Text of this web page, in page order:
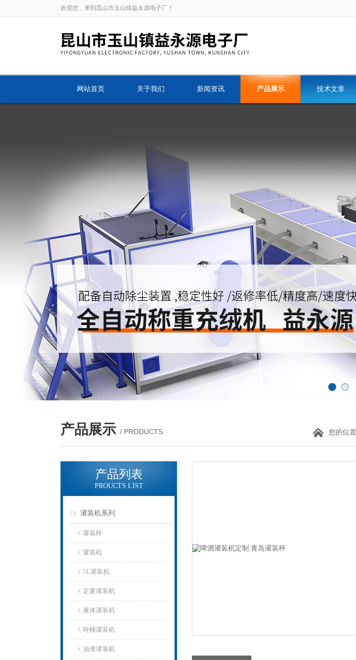
欢迎您，来到昆山市玉山镇益永源电子厂！
网站首页 关于我们 新闻资讯 产品展示 技术文章
产品展示 / PRODUCTS 您的位置
产品列表
PROUCTS LIST
灌装机系列
灌装秤
灌装机
5L灌装机
定量灌装机
液体灌装机
吨桶灌装机
油漆灌装机